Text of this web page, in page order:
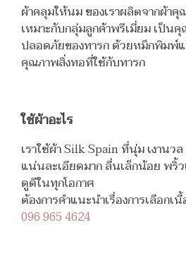
ผ้าคลุมให้นม ของเราผลิตจากผ้า
เหมาะกับกลุ่มลูกค้าพรีเมี่ยม เป็น
ปลอดภัยของทารก ด้วยหมึกพิมพ์
คุณภาพสิ่งทอที่ใช้กับทารก
ใช้ผ้าอะไร
เราใช้ผ้า Silk Spain ที่นุ่ม เงานว
แน่นละเอียดมาก ลื่นเล็กน้อย พริ้
ดูดีในทุกโอกาศ
ต้องการคำแนะนำเรื่องการเลือกเ
096 965 4624